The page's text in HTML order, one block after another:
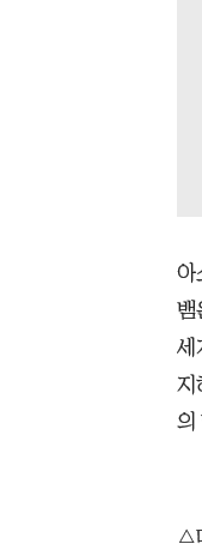
아
뱀
세
지
의
△